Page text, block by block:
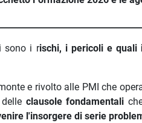
sono i rischi, i pericoli e quali
e rivolto alle PMI che
clausole fondamentali
l'insorgere di serie